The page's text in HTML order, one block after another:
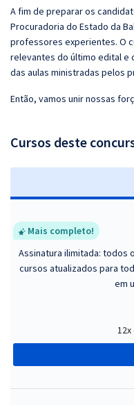
A fim de preparar os
Procuradoria do Estado da
professores experientes. O
relevantes do último edital e
das aulas ministradas pelos
Então, vamos unir nossas
Cursos deste
Mais completo!
Assinatura ilimitada: todos
cursos atualizados para
em
12x